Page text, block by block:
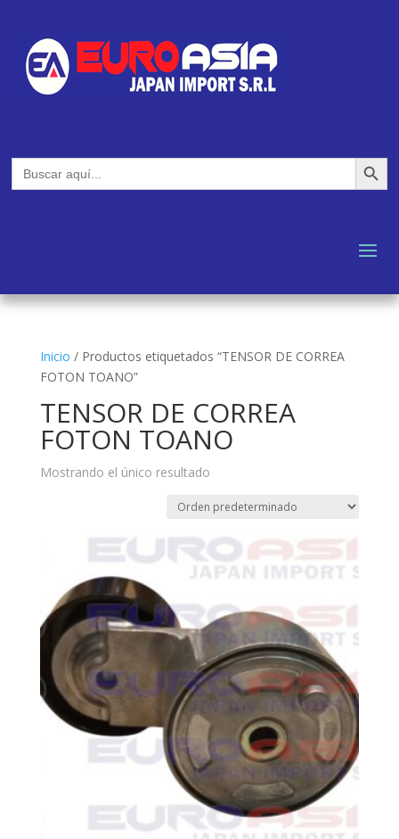
Buscar: Botón de
Inicio / Productos etiquetados “TENSOR DE CORREA
FOTON TOANO”
TENSOR DE CORREA
FOTON TOANO
Mostrando el único resultado